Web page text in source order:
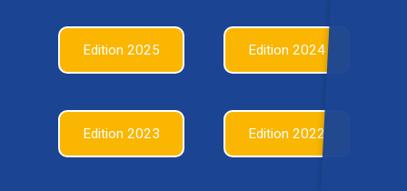
Edition 2025 Edition 2024
Edition 2023 Edition 2022